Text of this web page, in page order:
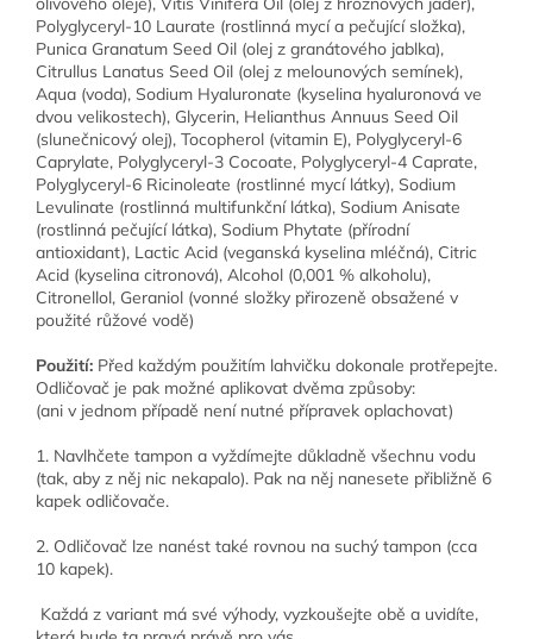
Polyglyceryl-10 Laurate (rostlinná mycí a pečující složka),
Punica Granatum Seed Oil (olej z granátového jablka),
Citrullus Lanatus Seed Oil (olej z melounových semínek),
Aqua (voda), Sodium Hyaluronate (kyselina hyaluronová ve
dvou velikostech), Glycerin, Helianthus Annuus Seed Oil
(slunečnicový olej), Tocopherol (vitamin E), Polyglyceryl-6
Caprylate, Polyglyceryl-3 Cocoate, Polyglyceryl-4 Caprate,
Polyglyceryl-6 Ricinoleate (rostlinné mycí látky), Sodium
Levulinate (rostlinná multifunkční látka), Sodium Anisate
(rostlinná pečující látka), Sodium Phytate (přírodní
antioxidant), Lactic Acid (veganská kyselina mléčná), Citric
Acid (kyselina citronová), Alcohol (0,001 % alkoholu),
Citronellol, Geraniol (vonné složky přirozeně obsažené v
použité růžové vodě)
Použití: Před každým použitím lahvičku dokonale protřepejte.
Odličovač je pak možné aplikovat dvěma způsoby:
(ani v jednom případě není nutné přípravek oplachovat)
1. Navlhčete tampon a vyždímejte důkladně všechnu vodu
(tak, aby z něj nic nekapalo). Pak na něj nanesete přibližně 6
kapek odličovače.
2. Odličovač lze nanést také rovnou na suchý tampon (cca
10 kapek).
Každá z variant má své výhody, vyzkoušejte obě a uvidíte,